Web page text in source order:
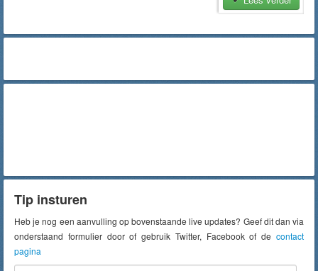
Tip insturen
Heb je nog een aanvulling op bovenstaande live updates? Geef dit dan via
onderstaand formulier door of gebruik Twitter, Facebook of de contact
pagina